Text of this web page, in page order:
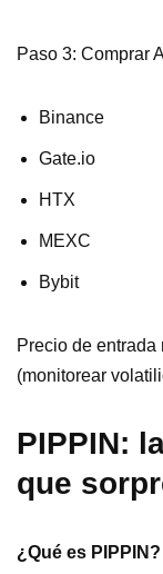
Paso 3: Comprar
Binance
Gate.io
HTX
MEXC
Bybit
Precio de
(monitorear
PIPPIN:
que
¿Qué es